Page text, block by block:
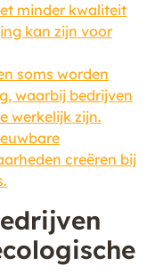
minder kwaliteit
kan zijn voor
soms worden
waarbij bedrijven
werkelijk zijn.
creëren bij